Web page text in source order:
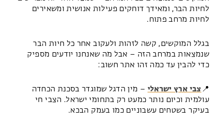
לחיות הבר, ומאידך דוחקים פעילות אנושית ומשאירים
לחיות מרחב פתוח.
בגלל המוקשים, קשה לזהות ולעקוב אחר כל חיות הבר
שנמצאות במרחב הזה – אבל מה שאנחנו יודעים מספיק
כדי להבין עד כמה זהו אתר חשוב:
📍 צבי ארץ ישראלי – מין הדגל שמוגדר בסכנת הכחדה
עולמית וכיום נותר כמעט רק בתחומי ישראל. הצבי חי
בעיקר בשטחים עשבוניים כמו בעמק הבכא.